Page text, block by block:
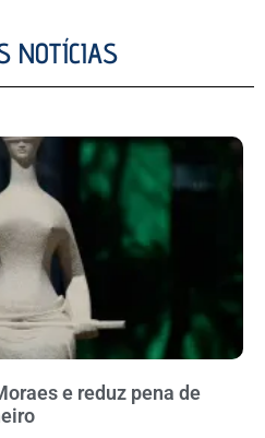
NOTÍCIAS
e reduz pena de